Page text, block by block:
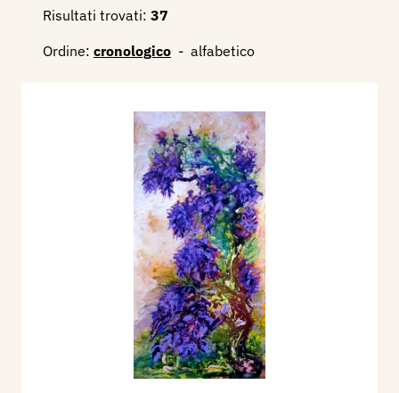
Risultati trovati: 37
Ordine: cronologico - alfabetico